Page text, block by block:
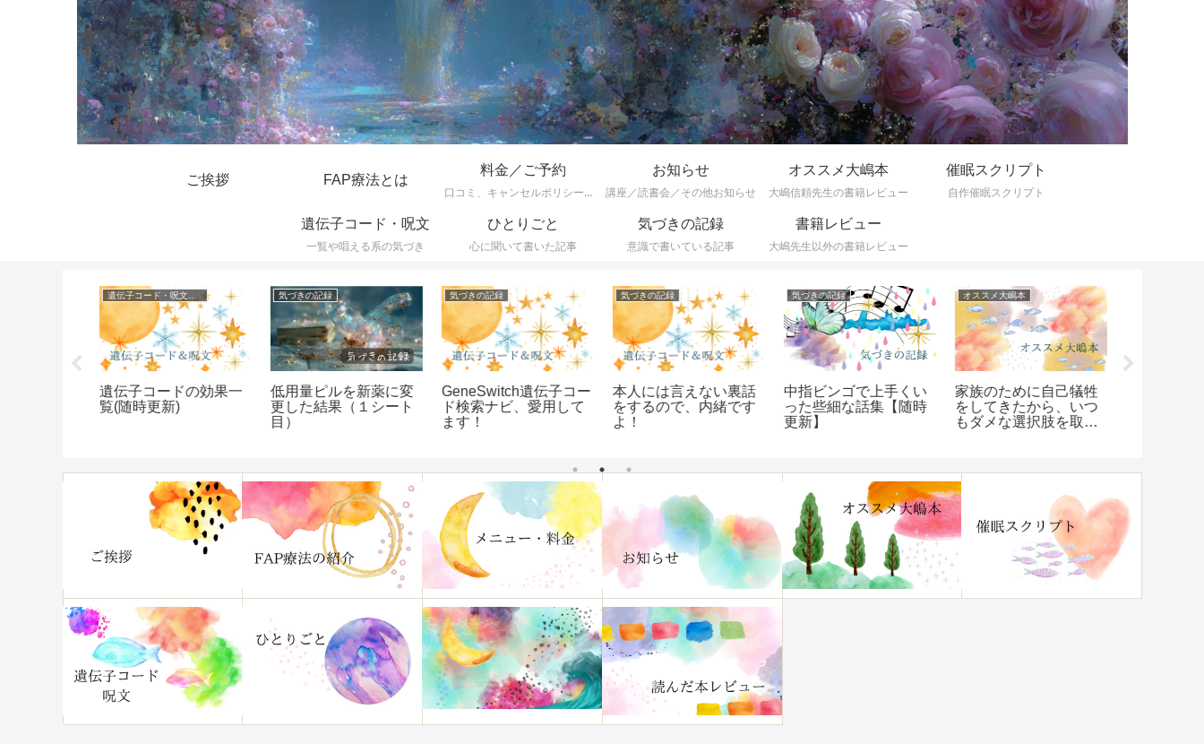
ご挨拶 FAP療法とは
料金／ご予約
口コミ、キャンセルポリシーなど
お知らせ
講座／読書会／その他お知らせ
オススメ大嶋本
大嶋信頼先生の書籍レビュー
催眠スクリプト
自作催眠スクリプト
遺伝子コード・呪文
一覧や唱える系の気づき
ひとりごと
心に聞いて書いた記事
気づきの記録
意識で書いている記事
書籍レビュー
大嶋先生以外の書籍レビュー
遺伝子コード・呪文一覧
遺伝子コードの効果一
覧(随時更新)
気づきの記録
低用量ピルを新薬に変
更した結果（１シート
目）
気づきの記録
GeneSwitch遺伝子コー
ド検索ナビ、愛用して
ます！
気づきの記録
本人には言えない裏話
をするので、内緒です
よ！
気づきの記録
中指ビンゴで上手くい
った些細な話集【随時
更新】
オススメ大嶋本
家族のために自己犠牲
をしてきたから、いつ
もダメな選択肢を取っ
法】レビュー